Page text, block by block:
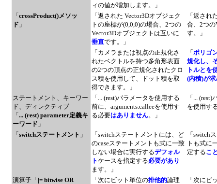
ィの値が増加します。」
「 crossProduct()メソッ
ド 」
「返された Vector3Dオブジェク
トの座標が(0,0,0)の場合、2つの
Vector3Dオブジェクトは互いに
垂直です。」
「返され
合、2つの
す。」
「カメラまたは視点の正規化さ
れたベクトルを持つ多角形表面
の2つの頂点の正規化されたクロ
ス積を使用して、ドット積を取
得できます。」
「 ポリゴ
規化し、
トルとを
(内積)が
ステートメント、キーワー
ド、ディレクティブ
「 ... (rest) parameter定義キ
ーワード 」
「... (rest)パラメータを使用する
前に、arguments.calleeを使用す
る必要はありません。」
「...
を使用す
「 switchステートメント 」
「switchステートメントには、ど
のcaseステートメントも式に一致
しない場合に実行するデフォル
トケースを指定する必要があり
ます。」
「switch
トも式に
定するこ
演算子「 |= bitwise OR
「次にビット単位の排他的論理
「次にビ